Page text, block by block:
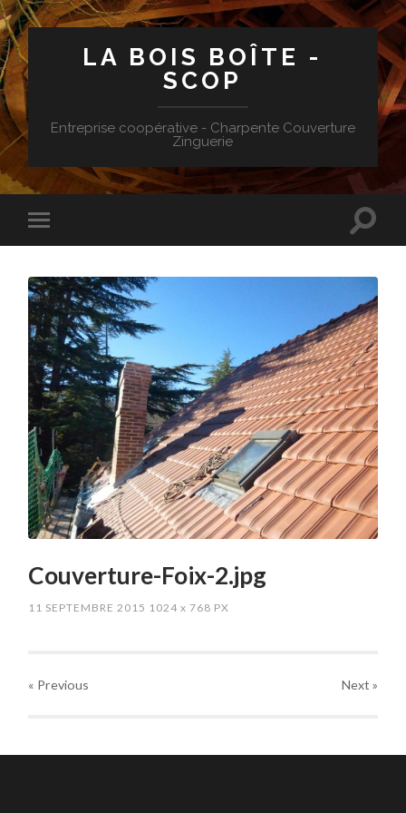
LA BOIS BOÎTE -
SCOP
Entreprise coopérative - Charpente Couverture
Zinguerie
Couverture-Foix-2.jpg
11 SEPTEMBRE 2015 1024x 768 PX
« Previous Next »